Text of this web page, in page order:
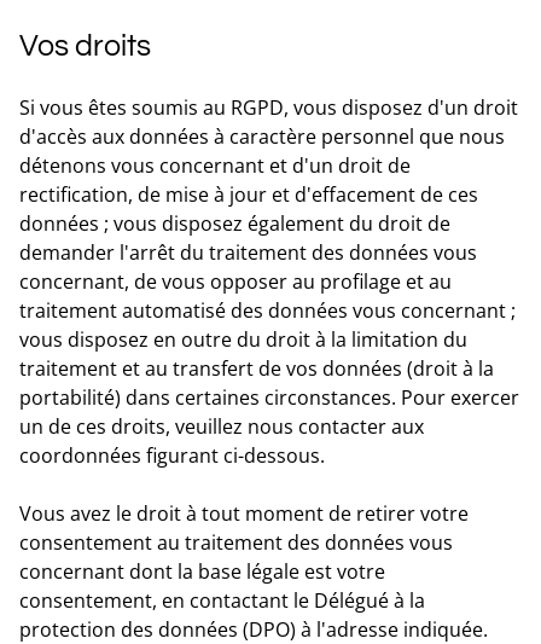
Vos droits
Si vous êtes soumis au RGPD, vous disposez d'un droit
d'accès aux données à caractère personnel que nous
détenons vous concernant et d'un droit de
rectification, de mise à jour et d'effacement de ces
données ; vous disposez également du droit de
demander l'arrêt du traitement des données vous
concernant, de vous opposer au profilage et au
traitement automatisé des données vous concernant ;
vous disposez en outre du droit à la limitation du
traitement et au transfert de vos données (droit à la
portabilité) dans certaines circonstances. Pour exercer
un de ces droits, veuillez nous contacter aux
coordonnées figurant ci-dessous.
Vous avez le droit à tout moment de retirer votre
consentement au traitement des données vous
concernant dont la base légale est votre
consentement, en contactant le Délégué à la
protection des données (DPO) à l'adresse indiquée.